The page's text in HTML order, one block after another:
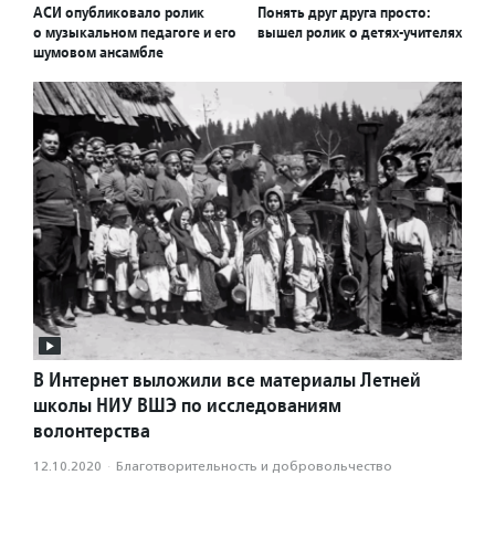
АСИ опубликовало ролик
о музыкальном педагоге и его
шумовом ансамбле
Понять друг друга просто:
вышел ролик о детях-учителях
В Интернет выложили все материалы Летней
школы НИУ ВШЭ по исследованиям
волонтерства
12.10.2020 · Благотвори­тель­ность и доброволь­чест­во